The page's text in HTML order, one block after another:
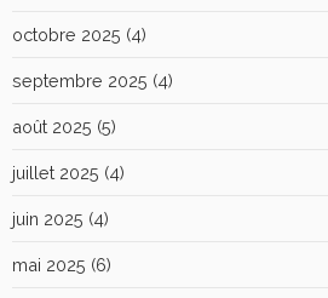
octobre 2025 (4)
septembre 2025 (4)
août 2025 (5)
juillet 2025 (4)
juin 2025 (4)
mai 2025 (6)